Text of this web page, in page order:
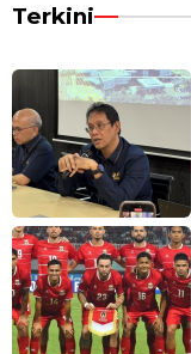
Terkini